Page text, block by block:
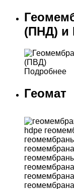
(ПНД) и
Подробнее
Геомат